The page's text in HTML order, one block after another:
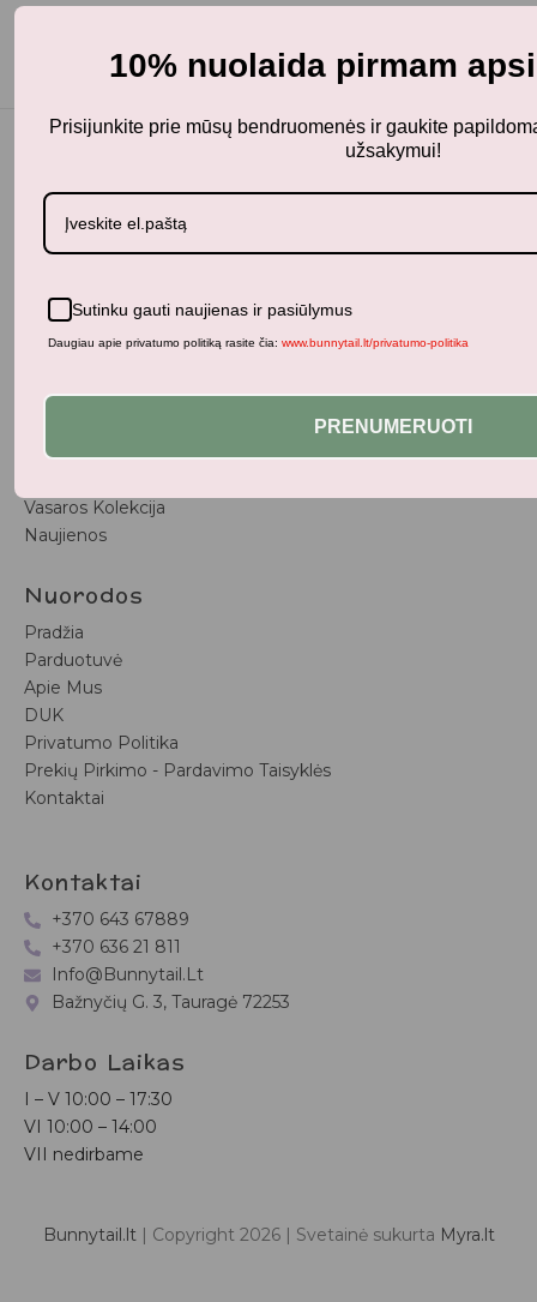
BunnyTail– vaikiškų prekių krautuvėlė, kurioje rasite
kokybiškus ir stilingus daiktus savo vaikams!
Parduotuvė
Aksesuarai
Kūdikiams
Populiariausi
Vasaros Kolekcija
Naujienos
Nuorodos
Pradžia
Parduotuvė
Apie Mus
DUK
Privatumo Politika
Prekių Pirkimo - Pardavimo Taisyklės
Kontaktai
Kontaktai
+370 643 67889
+370 636 21 811
Info@bunnytail.lt
Bažnyčių G. 3, Tauragė 72253
Darbo Laikas
I – V 10:00 – 17:30
VI 10:00 – 14:00
VII nedirbame
Bunnytail.lt| Copyright 2026 | Svetainė sukurta Myra.lt
10% nuolaida pirmam
Prisijunkite prie mūsų bendruomenės ir gaukite
užsakymui!
Sutinku gauti naujienas ir pasiūlymus
Daugiau apie privatumo politiką rasite čia: www.bunnytail.lt/privatumo-politika
PRENUMERUOTI